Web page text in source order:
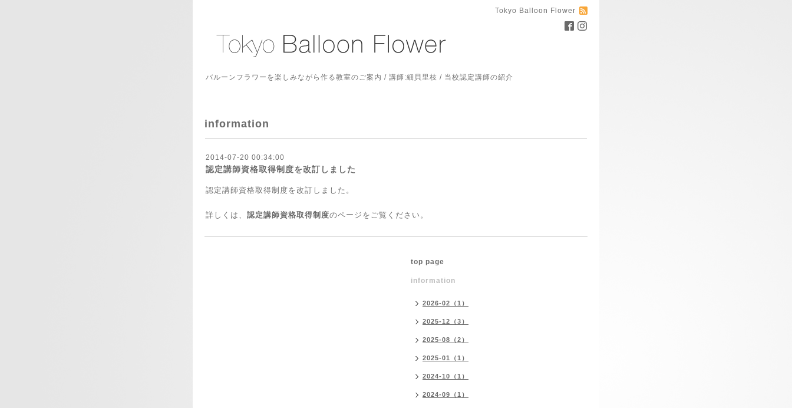
Tokyo Balloon Flower
バルーンフラワーを楽しみながら作る教室のご案内 / 講師:細貝里枝 / 当校認定講師の紹介
information
2014-07-20 00:34:00
認定講師資格取得制度を改訂しました
認定講師資格取得制度を改訂しました。
詳しくは、 認定講師資格取得制度のページをご覧ください。
top page
information
2026-02（1）
2025-12（3）
2025-08（2）
2025-01（1）
2024-10（1）
2024-09（1）